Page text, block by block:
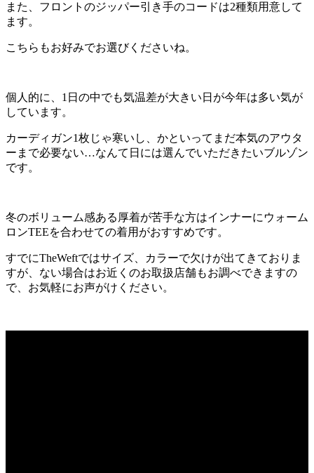
また、フロントのジッパー引き手のコードは2種類用意して
ます。
こちらもお好みでお選びくださいね。
個人的に、1日の中でも気温差が大きい日が今年は多い気が
しています。
カーディガン1枚じゃ寒いし、かといってまだ本気のアウタ
ーまで必要ない…なんて日には選んでいただきたいブルゾン
です。
冬のボリューム感ある厚着が苦手な方はインナーにウォーム
ロンTEEを合わせての着用がおすすめです。
すでにTheWeftではサイズ、カラーで欠けが出てきておりま
すが、ない場合はお近くのお取扱店舗もお調べできますの
で、お気軽にお声がけください。